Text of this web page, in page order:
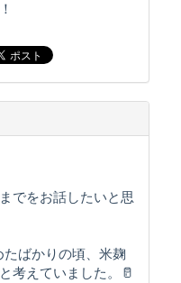
でをお話したいと思
ばかりの頃、米麹
考えていました。🥛